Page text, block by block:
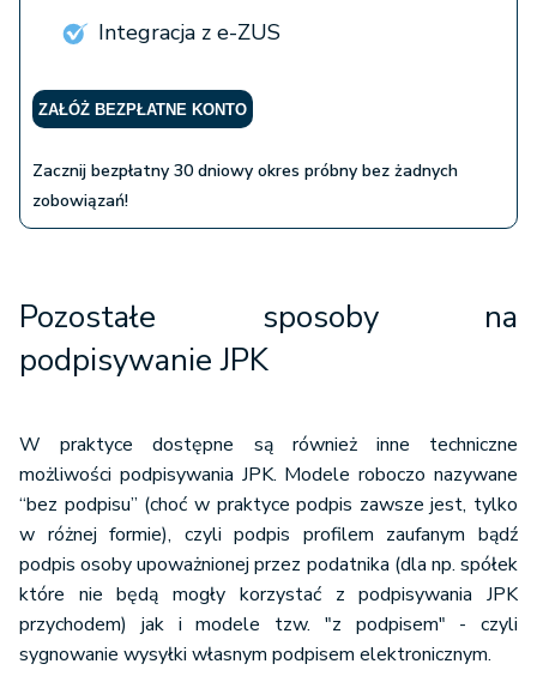
Integracja z e-ZUS
ZAŁÓŻ BEZPŁATNE KONTO
Zacznij bezpłatny 30 dniowy okres próbny bez żadnych
zobowiązań!
Pozostałe sposoby na
podpisywanie JPK
W praktyce dostępne są również inne techniczne
możliwości podpisywania JPK. Modele roboczo nazywane
“bez podpisu” (choć w praktyce podpis zawsze jest, tylko
w różnej formie), czyli podpis profilem zaufanym bądź
podpis osoby upoważnionej przez podatnika (dla np. spółek
które nie będą mogły korzystać z podpisywania JPK
przychodem) jak i modele tzw. "z podpisem" - czyli
sygnowanie wysyłki własnym podpisem elektronicznym.